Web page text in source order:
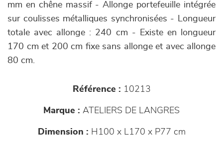
mm en chêne massif - Allonge portefeuille intégrée
sur coulisses métalliques synchronisées - Longueur
totale avec allonge : 240 cm - Existe en longueur
170 cm et 200 cm fixe sans allonge et avec allonge
80 cm.
Référence : 10213
Marque : ATELIERS DE LANGRES
Dimension : H100 x L170 x P77 cm